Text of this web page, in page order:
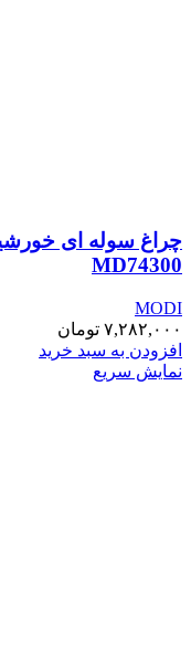
MD74300
MODI
۷,۲۸۲,۰۰۰ تومان
افزودن به سبد خرید
نمایش سریع